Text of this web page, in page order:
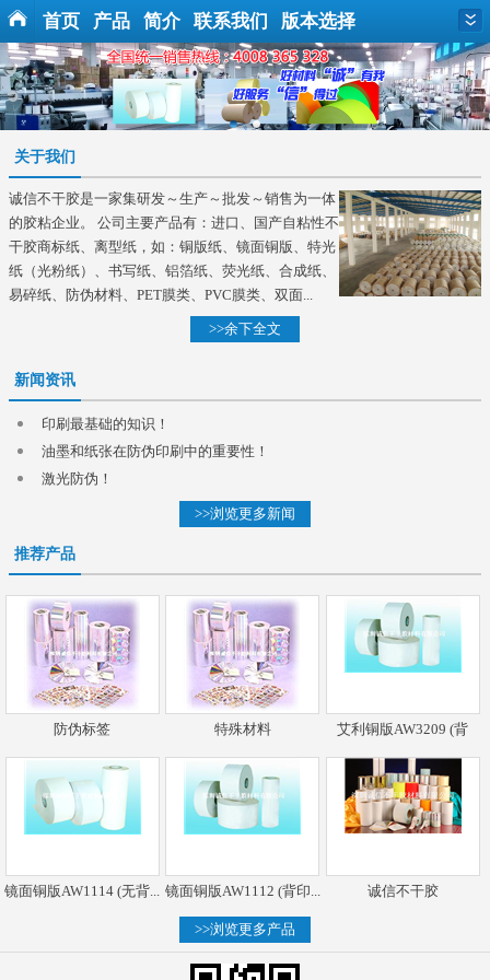
首页 产品 简介 联系我们 版本选择
关于我们
诚信不干胶是一家集研发～生产～批发～销售为一体
的胶粘企业。 公司主要产品有：进口、国产自粘性不
干胶商标纸、离型纸，如：铜版纸、镜面铜版、特光
纸（光粉纸）、书写纸、铝箔纸、荧光纸、合成纸、
易碎纸、防伪材料、PET膜类、PVC膜类、双面...
>>余下全文
新闻资讯
印刷最基础的知识！
油墨和纸张在防伪印刷中的重要性！
激光防伪！
>>浏览更多新闻
推荐产品
防伪标签 特殊材料 艾利铜版AW3209 (背
镜面铜版AW1114 (无背... 镜面铜版AW1112 (背印... 诚信不干胶
>>浏览更多产品